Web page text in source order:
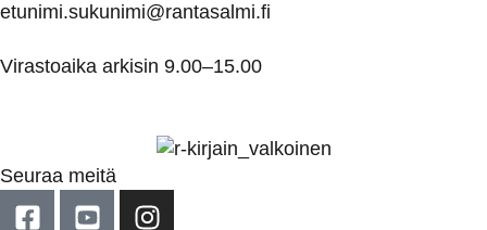
etunimi.sukunimi@rantasalmi.fi
Virastoaika arkisin 9.00–15.00
Seuraa meitä